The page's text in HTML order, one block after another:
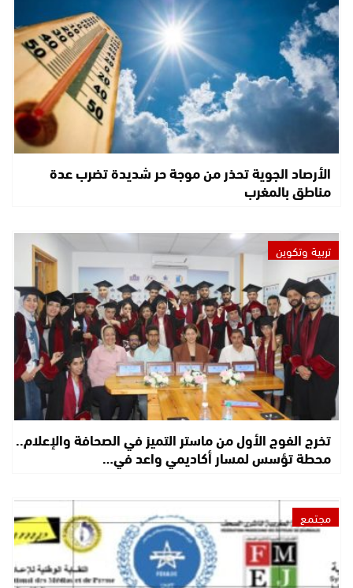
الأرصاد الجوية تحذر من موجة حر شديدة تضرب عدة
مناطق بالمغرب
تربية وتكوين
تخرج الفوج الأول من ماستر التميز في الصحافة والإعلام..
محطة تؤسس لمسار أكاديمي واعد في…
مجتمع